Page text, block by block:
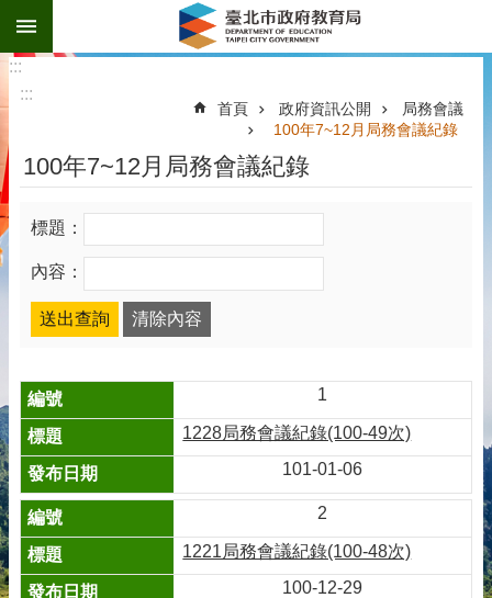
跳到主要內容區塊
:::
:::
首頁 政府資訊公開
局務會議
100年7~12月局務會議紀錄
100年7~12月局務會議紀錄
標題：
內容：
1
1228局務會議紀錄(100-49次)
101-01-06
2
1221局務會議紀錄(100-48次)
100-12-29